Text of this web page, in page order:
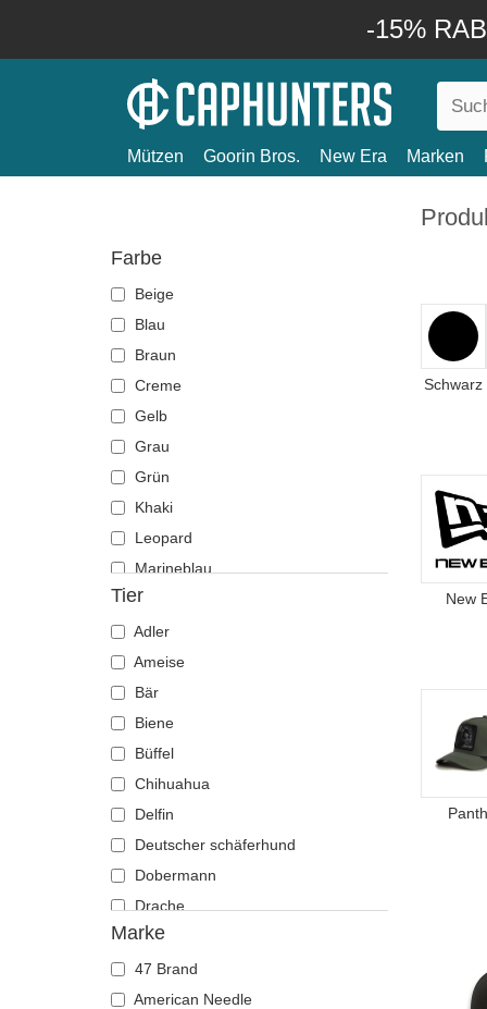
-15%
Mützen Goorin Bros. New Era Marken
Farbe
Beige
Blau
Braun
Creme
Gelb
Grau
Grün
Khaki
Leopard
Marineblau
Mehrfarbig
Orange
Rosa
Rot
Schwarz
Stein
Tarnung
Violett
Weiß
Tier
Adler
Ameise
Bär
Biene
Büffel
Chihuahua
Delfin
Deutscher schäferhund
Dobermann
Drache
Eichhörnchen
Eidechse
Einhorn
Marke
47 Brand
American Needle
Schwarz
New